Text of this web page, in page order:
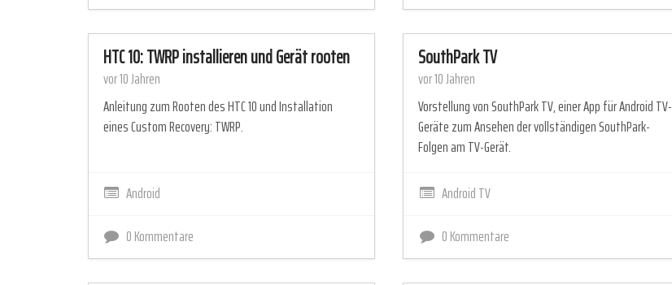
HTC 10: TWRP installieren und Gerät rooten
vor 10 Jahren
Anleitung zum Rooten des HTC 10 und Installation
eines Custom Recovery: TWRP.
Android
0 Kommentare
SouthPark TV
vor 10 Jahren
Vorstellung von SouthPark TV, einer App für Android TV-
Geräte zum Ansehen der vollständigen SouthPark-
Folgen am TV-Gerät.
Android TV
0 Kommentare